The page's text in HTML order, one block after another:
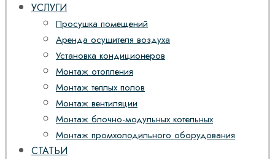
УСЛУГИ
Просушка помещений
Аренда осушителя воздуха
Установка кондиционеров
Монтаж отопления
Монтаж теплых полов
Монтаж вентиляции
Монтаж блочно-модульных котельных
Монтаж промхолодильного оборудования
СТАТЬИ